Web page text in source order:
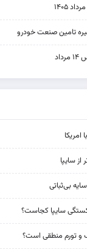
۱۴۰۵
تامین صنعت خودرو
از سایپا
بی‌ثباتی
سایپا کجاست؟
و تورم منطقی است؟